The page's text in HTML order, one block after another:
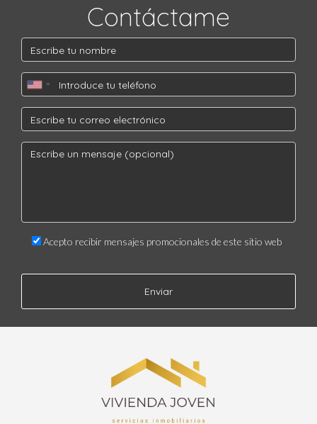
Contáctame
Acepto recibir mensajes promocionales de este sitio web
Enviar